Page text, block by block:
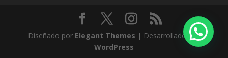
Diseñado por Elegant Themes | Desarrollado por
WordPress